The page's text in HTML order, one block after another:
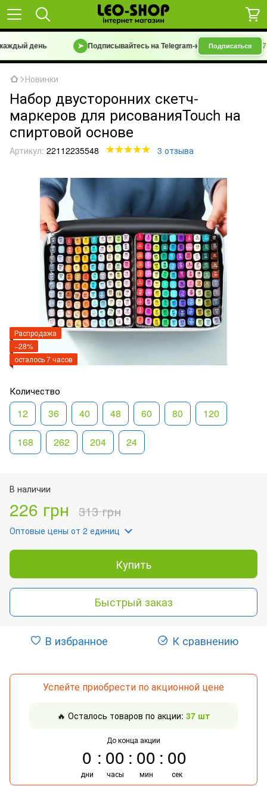
день Подписывайтесь на Telegram-канал«Барахолка 7 км |
Подписаться
Новинки
Набор двусторонних скетч-
маркеров для рисованияTouch на
спиртовой основе
Артикул: 22112235548 3 отзыва
Распродажа
−28%
осталось 7 часов
Количество
12 36 40 48 60 80 120
168 262 204 24
В наличии
226 грн 313 грн
Оптовые цены от 2 единиц
Купить
Быстрый заказ
В избранное К сравнению
Успейте приобрести по акционной цене
🔥 Осталось товаров по акции: 37 шт
До конца акции
0
дни
00
часы
00
мин
00
сек